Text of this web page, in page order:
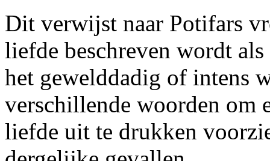
Dit verwijst naar Potifars
liefde beschreven wordt
het gewelddadig of intens
verschillende woorden om
liefde uit te drukken